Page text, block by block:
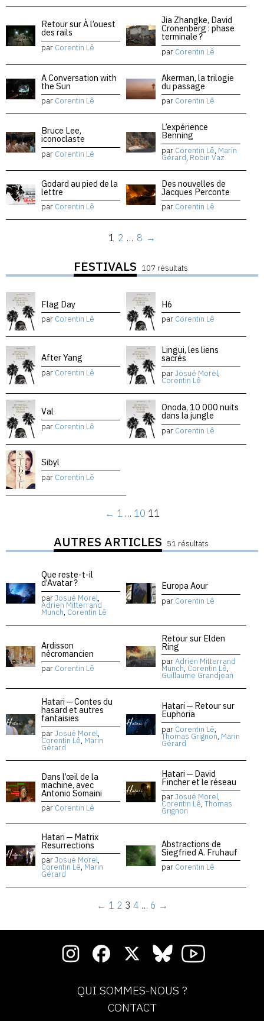
Retour sur À l’ouest
des rails
par Corentin Lê
Jia Zhangke, David
Cronenberg : phase
terminale ?
par Corentin Lê
A Conversation with
the Sun
par Corentin Lê
Akerman, la trilogie
du passage
par Corentin Lê
Bruce Lee,
iconoclaste
par Corentin Lê
L’expérience
Benning
par Corentin Lê, Marin
Gérard, Robin Vaz
Godard au pied de la
lettre
par Corentin Lê
Des nouvelles de
Jacques Perconte
par Corentin Lê
1 2 … 8 →
FESTIVALS 107 résultats
Flag Day
par Corentin Lê
H6
par Corentin Lê
After Yang
par Corentin Lê
Lingui, les liens
sacrés
parJosué Morel,
Corentin Lê
Val
par Corentin Lê
Onoda, 10 000 nuits
dans la jungle
par Corentin Lê
Sibyl
par Corentin Lê
← 1 … 10 11
AUTRES ARTICLES 51 résultats
Que reste-t-il
d’Avatar ?
parJosué Morel,
Adrien Mitterrand
Munch, Corentin Lê
Europa Aour
par Corentin Lê
Ardisson
nécromancien
par Corentin Lê
Retour sur Elden
Ring
parAdrien Mitterrand
Munch, Corentin Lê,
Guillaume Grandjean
Hatari — Contes du
hasard et autres
fantaisies
parJosué Morel,
Corentin Lê, Marin
Gérard
Hatari — Retour sur
Euphoria
par Corentin Lê,
Thomas Grignon, Marin
Gérard
Dans l’œil de la
machine, avec
Antonio Somaini
par Corentin Lê
Hatari — David
Fincher et le réseau
parJosué Morel,
Corentin Lê, Thomas
Grignon
Hatari — Matrix
Resurrections
parJosué Morel,
Corentin Lê, Marin
Gérard
Abstractions de
Siegfried A. Fruhauf
par Corentin Lê
← 1 2 3 4 … 6 →
QUI SOMMES-NOUS ?
CONTACT